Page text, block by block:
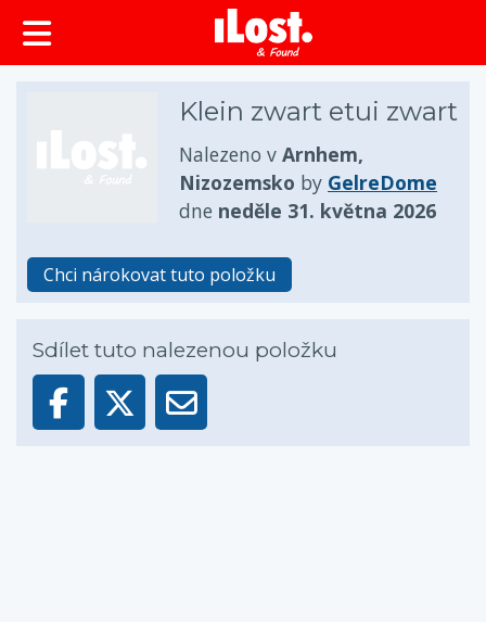
obsah
Klein zwart etui zwart
Nalezeno v Arnhem,
Nizozemsko by GelreDome
dne neděle 31. května 2026
Chci nárokovat tuto položku
Sdílet tuto nalezenou položku